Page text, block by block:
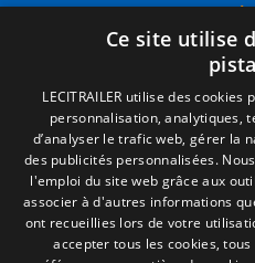
Termes
Mentions
Politique de
Politique
Conditions
Gérer
Camino de los
Ce site utilise
LECITRAILER utilise des
personnalisation, analytiques,
d’analyser le trafic web, gérer la
des publicités personnalisées.
l'emploi du site web grâce aux
associer à d'autres informations
ont recueillies lors de votre
accepter tous les cookies,